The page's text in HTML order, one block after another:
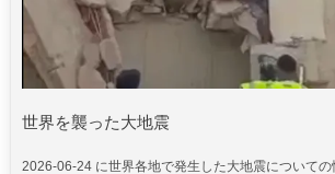
世界を襲った大地震
2026-06-24 に世界各地で発生した大地震について